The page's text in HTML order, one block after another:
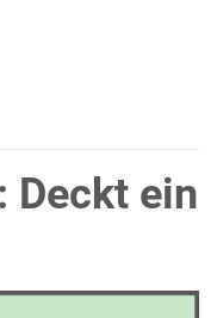
IN SAUDI-
Deckt ein